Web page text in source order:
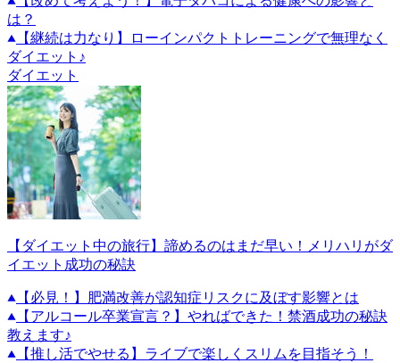
は？
【継続は力なり】ローインパクトトレーニングで無理なく
ダイエット♪
ダイエット
【ダイエット中の旅行】諦めるのはまだ早い！メリハリがダ
イエット成功の秘訣
【必見！】肥満改善が認知症リスクに及ぼす影響とは
【アルコール卒業宣言？】やればできた！禁酒成功の秘訣
教えます♪
【推し活でやせる】ライブで楽しくスリムを目指そう！